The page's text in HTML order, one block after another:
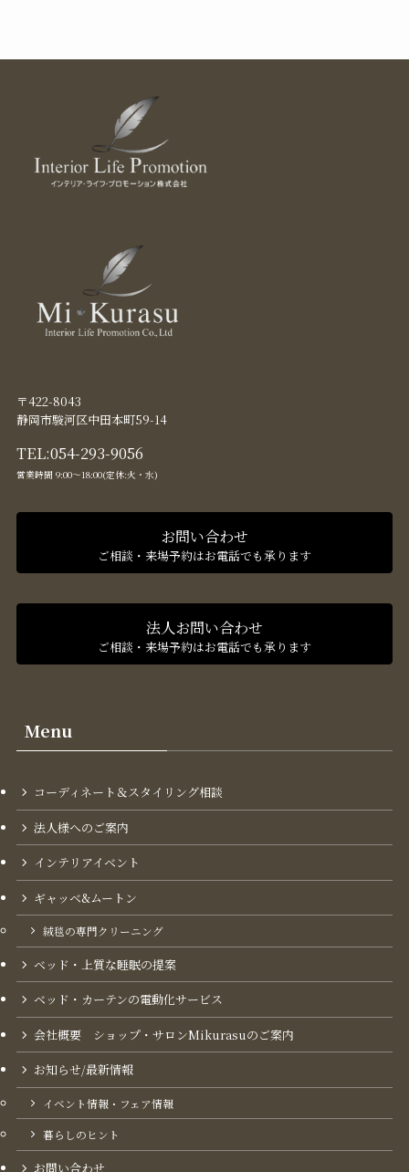
〒422-8043
静岡市駿河区中田本町59-14
TEL:054-293-9056
営業時間 9:00〜18:00(定休:火・水)
お問い合わせ
ご相談・来場予約はお電話でも承ります
法人お問い合わせ
ご相談・来場予約はお電話でも承ります
Menu
コーディネート＆スタイリング​相談
法人様へのご案内
インテリアイベント
ギャッベ&ムートン
絨毯の専門クリーニング
ベッド・上質な睡眠の提案
ベッド・カーテンの電動化サービス
会社概要 ショップ・サロンMikurasuのご案内​
お知らせ/最新情報
イベント情報・フェア情報
暮らしのヒント
お問い合わせ